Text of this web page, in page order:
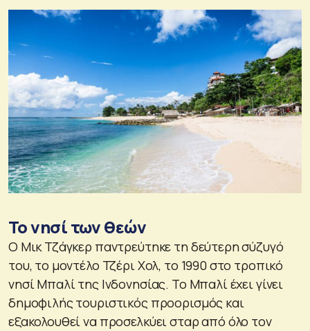
Το νησί των θεών
Ο Μικ Τζάγκερ παντρεύτηκε τη δεύτερη σύζυγό
του, το μοντέλο Τζέρι Χολ, το 1990 στο τροπικό
νησί Μπαλί της Ινδονησίας. Το Μπαλί έχει γίνει
δημοφιλής τουριστικός προορισμός και
εξακολουθεί να προσελκύει σταρ από όλο τον